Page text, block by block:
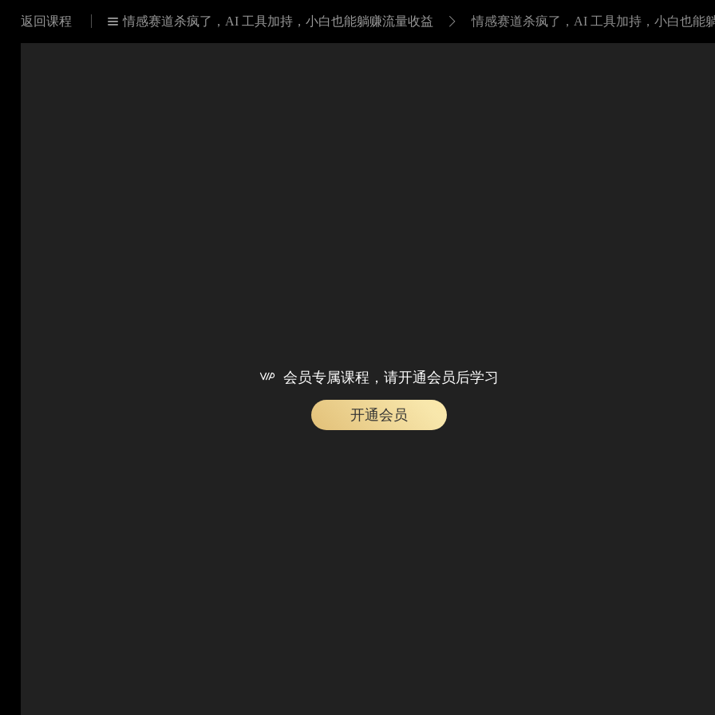
返回课程  情感赛道杀疯了，AI 工具加持，小白也能躺赚流量收益  情感赛道杀疯了，AI 工具加持，小白也能
 会员专属课程，请开通会员后学习
开通会员